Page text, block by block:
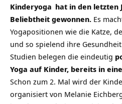
Kinderyoga hat in den letzten
Beliebtheit gewonnen. Es
Yogapositionen wie die Katze,
und so spielend ihre
Studien belegen die eindeutig
Yoga auf Kinder, bereits in
Schon zum 2. Mal wird der
organisiert von Melanie